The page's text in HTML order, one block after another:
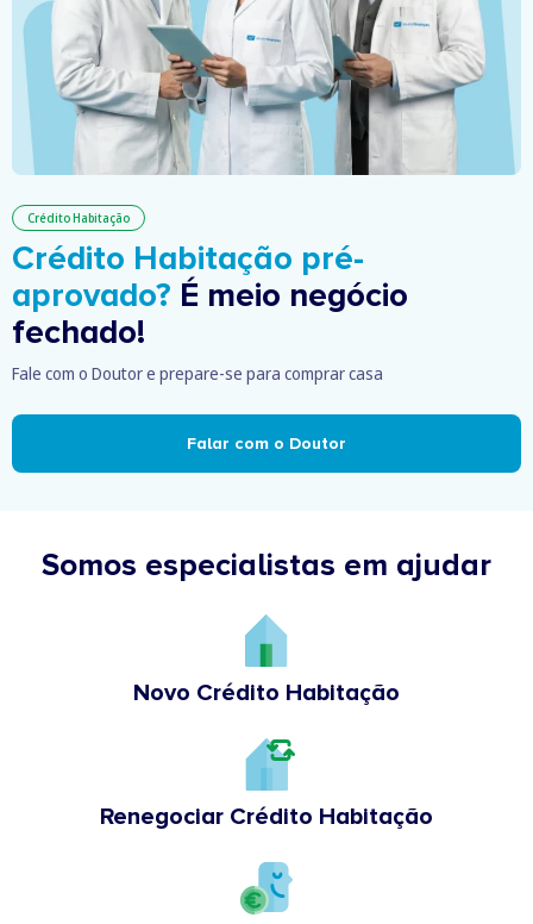
Crédito Habitação
Crédito Habitação pré-
aprovado? É meio negócio
fechado!
Fale com o Doutor e prepare-se para comprar casa
Falar com o Doutor
Somos especialistas em ajudar
Novo Crédito Habitação
Renegociar Crédito Habitação